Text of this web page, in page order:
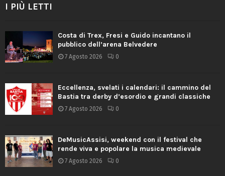
I PIÙ LETTI
Costa di Trex, Fresi e Guido incantano il
pubblico dell’arena Belvedere
7 Agosto 2026 0
Eccellenza, svelati i calendari: il cammino del
Bastia tra derby d’esordio e grandi classiche
7 Agosto 2026 0
DeMusicAssisi, weekend con il festival che
rende viva e popolare la musica medievale
7 Agosto 2026 0